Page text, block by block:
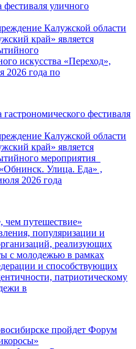
фестиваля уличного
Калужской области
край» является
искусства «Переход»,
2026 года по
фестиваля
Калужской области
край» является
мероприятия
Улица. Еда» ,
2026 года
чем путешествие»
популяризации и
реализующих
с молодежью в рамках
и способствующих
патриотическому
в
пройдет Форум